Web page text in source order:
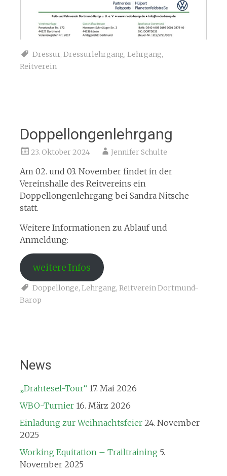
Dressur, Dressurlehrgang, Lehrgang,
Reitverein
Doppellongenlehrgang
23. Oktober 2024 Jennifer Schulte
Am 02. und 03. November findet in der
Vereinshalle des Reitvereins ein
Doppellongenlehrgang bei Sandra Nitsche
statt.
Weitere Informationen zu Ablauf und
Anmeldung:
weitere Infos
Doppellonge, Lehrgang, Reitverein Dortmund-
Barop
News
„Drahtesel-Tour“ 17. Mai 2026
WBO-Turnier 16. März 2026
Einladung zur Weihnachtsfeier 24. November
2025
Working Equitation – Trailtraining 5.
November 2025